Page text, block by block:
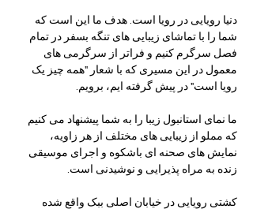
دنیا رویایی در رویا است. هدف ما این است که
شما را با تماشای زیبایی های تنگه بسفر در تمام
فصل سرگرم کنیم و فراتر از سرگرمی های
معمول در این مسیری که با شعار "همه چیز یک
رویا است" در پیش گرفته ایم، برویم.
ما نمای استانبول زیبا را به شما پیشنهاد می کنیم
که مملو از زیبایی های مختلف از هر زاویه،
نمایش های صحنه ای باشکوه و اجرای موسیقی
زنده به مراه پذیرایی و نوشیدنی است.
کشتی رویایی در خیابان اصلی ببک واقع شده